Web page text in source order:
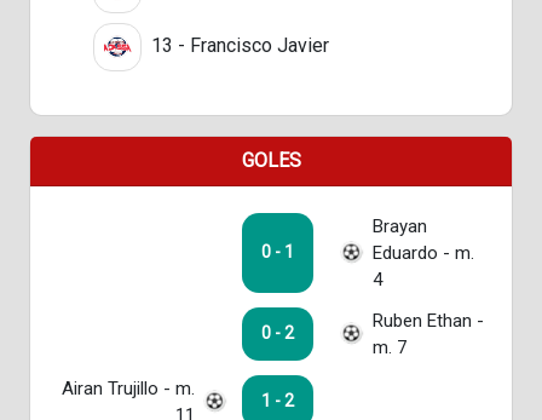
13 - Francisco Javier
GOLES
0 - 1
Brayan
Eduardo - m.
4
0 - 2
Ruben Ethan -
m. 7
Airan Trujillo - m.
11
1 - 2